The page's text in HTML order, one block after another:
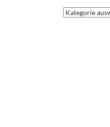
Kategorien